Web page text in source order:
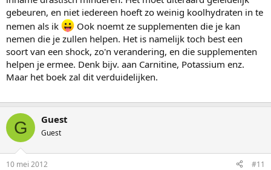
gebeuren, en niet iedereen hoeft zo weinig koolhydraten in te
nemen als ik
Ook noemt ze supplementen die je kan
nemen die je zullen helpen. Het is namelijk toch best een
soort van een shock, zo'n verandering, en die supplementen
helpen je ermee. Denk bijv. aan Carnitine, Potassium enz.
Maar het boek zal dit verduidelijken.
G Guest
Guest
10 mei 2012 #11